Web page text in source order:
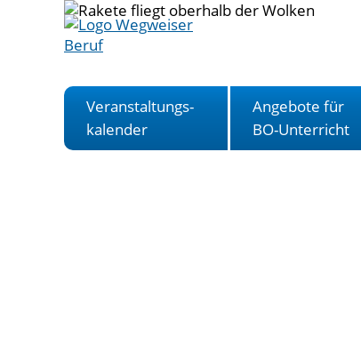
Veranstaltungs-
kalender
Angebote für
BO-Unterricht